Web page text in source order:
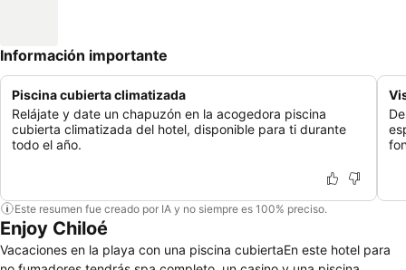
Información importante
Piscina cubierta climatizada
Relájate y date un chapuzón en la acogedora piscina
cubierta climatizada del hotel, disponible para ti durante
todo el año.
Este resumen fue creado por IA y no siempre es 100% preciso.
Enjoy Chiloé
Vacaciones en la playa con una piscina cubiertaEn este hotel para